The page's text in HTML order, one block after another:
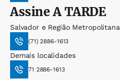
AssineA TARDE
Salvador e Região Metropolitana
(71) 2886-1613
Demais localidades
71 2886-1613